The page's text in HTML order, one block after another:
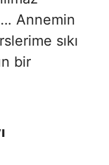
Annemin
sıkı
bir